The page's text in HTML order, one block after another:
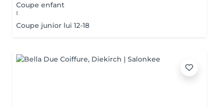
Coupe enfant
I
Coupe junior lui 12-18